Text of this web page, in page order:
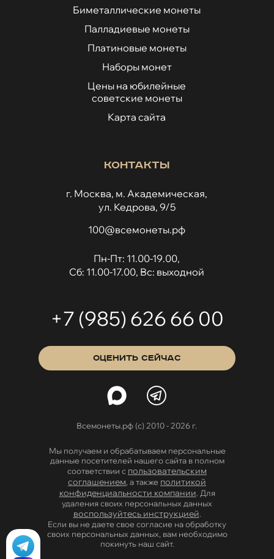
Биметаллические монеты
Палладиевые монеты
Платиновые монеты
Наборы монет
Цены на юбилейные
советские монеты
Карта сайта
Контакты
г. Москва, м. Академическая,
ул. Кедрова, 9/5
100@всемонеты.рф
Пн-Пт: 11.00-19.00,
Сб: 11.00-17.00, Вс: выходной
+7 (985) 626 66 00
ОЦЕНИТЬ СЕЙЧАС
Всемонеты.рф (с) 2010 - 2026 г.
Мы получаем и обрабатываем персональные
данные посетителей нашего сайта в полном
соответствии с пользовательским
соглашением, а также политикой
конфиденциальности компании. Для
удаления своих персональных данных
воспользуйтесь инструкцией.
Если вы не даете свое согласие на обработку
своих персональных данных, вам необходимо
покинуть наш сайт.